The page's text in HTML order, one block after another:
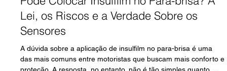
Daniel Machado
20 de out. de 2025
3 min de leitura
Pode Colocar Insulfilm no Para-brisa? A
Lei, os Riscos e a Verdade Sobre os
Sensores